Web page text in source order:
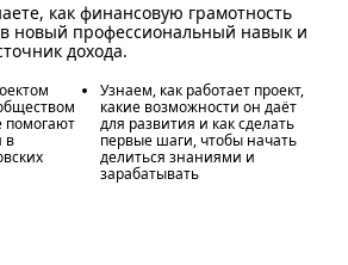
как финансовую грамотность
новый профессиональный навык и
дохода.
помогают
в
Узнаем, как работает проект,
какие возможности он даёт
для развития и как сделать
первые шаги, чтобы начать
делиться знаниями и
зарабатывать